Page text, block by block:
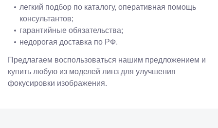
легкий подбор по каталогу, оперативная помощь
консультантов;
гарантийные обязательства;
недорогая доставка по РФ.
Предлагаем воспользоваться нашим предложением и
купить любую из моделей линз для улучшения
фокусировки изображения.